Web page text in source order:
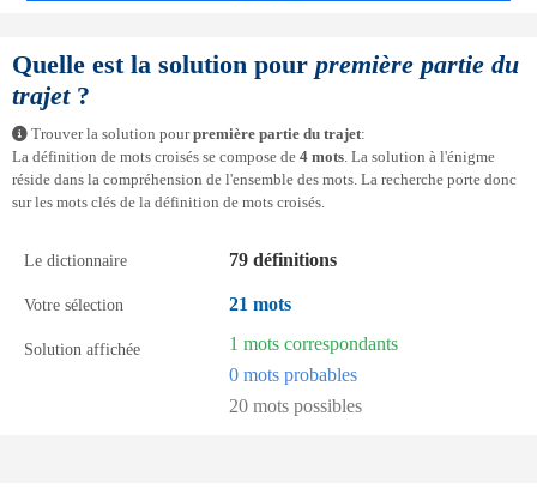
Quelle est la solution pour première partie du
trajet?
Trouver la solution pourpremière partie du trajet:
La définition de mots croisés se compose de 4 mots. La solution à l'énigme
réside dans la compréhension de l'ensemble des mots. La recherche porte donc
sur les mots clés de la définition de mots croisés.
Le dictionnaire 79 définitions
Votre sélection 21 mots
Solution affichée
1 mots correspondants
0 mots probables
20 mots possibles